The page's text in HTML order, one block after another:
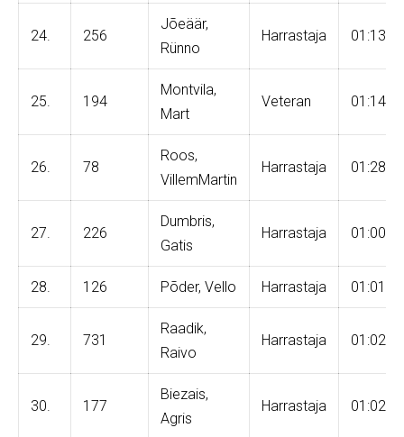
24. 256
Jõeäär,
Rünno
Harrastaja
25. 194
Montvila,
Mart
Veteran
26. 78
Roos,
VillemMartin
Harrastaja
27. 226
Dumbris,
Gatis
Harrastaja
28. 126 Põder, Vello Harrastaja
29. 731
Raadik,
Raivo
Harrastaja
30. 177
Biezais,
Agris
Harrastaja